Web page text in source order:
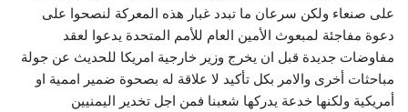
على صنعاء ولكن سرعان ما تبدد غبار هذه المعركة لنصحوا على
دعوة مفاجئة لمبعوث الأمين العام للأمم المتحدة يدعوا لعقد
مفاوضات جديدة قبل ان يخرج وزير خارجية امريكا للحديث عن جولة
مباحثات أخرى والامر بكل تأكيد لا علاقة له بصحوة ضمير اممية او
أمريكية ولكنها خدعة يدركها شعبنا فمن اجل تخدير اليمنيين